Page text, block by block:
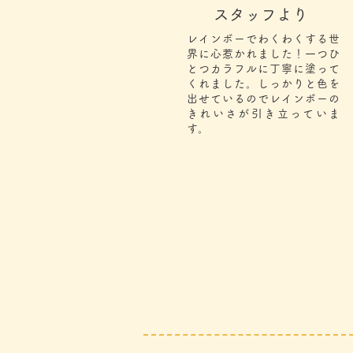
スタッフより
レインボーでわくわくする世
界に心惹かれました！一つひ
とつカラフルに丁寧に塗って
くれました。しっかりと色を
出せているのでレインボーの
きれいさが引き立っていま
す。